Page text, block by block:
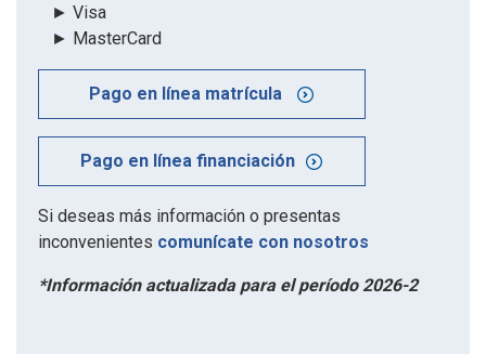
► Visa
► MasterCard
Pago en línea matrícula
Pago en línea financiación
Si deseas más información o presentas
inconvenientes comunícate con nosotros
*Información actualizada para el período 2026-2